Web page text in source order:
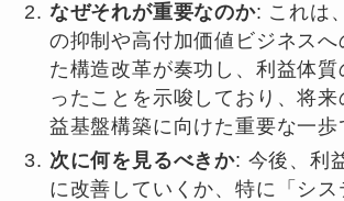
なぜそれが重要なのか: これは
の抑制や高付加価値ビジネスへ
た構造改革が奏功し、利益体質
ったことを示唆しており、将来
益基盤構築に向けた重要な一歩
次に何を見るべきか: 今後、利
に改善していくか、特に「シス